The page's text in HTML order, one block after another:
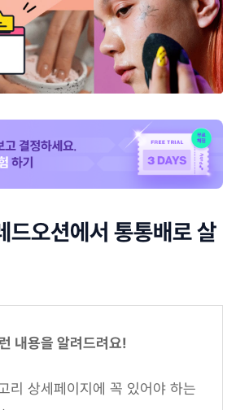
드오션에서 통통배로 살
내용을 알려드려요!
리 상세페이지에 꼭 있어야 하는